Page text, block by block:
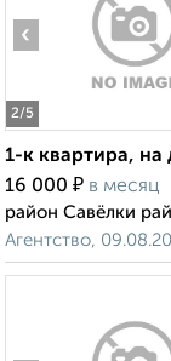
2/5
‹
1-к квартира,
16 000 ₽ в месяц
район Савёлки
Агентство,